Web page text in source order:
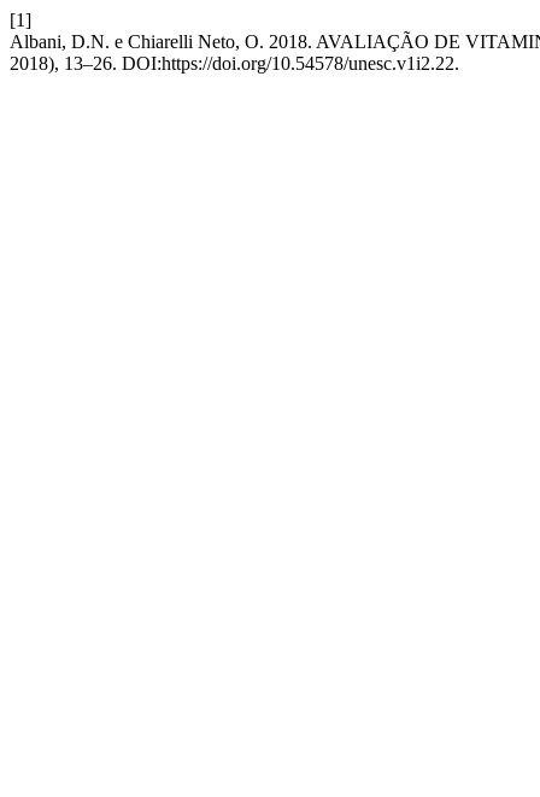
[1]
Albani, D.N. e Chiarelli Neto, O. 2018. AVALIAÇÃO DE
2018), 13–26. DOI:https://doi.org/10.54578/unesc.v1i2.22.